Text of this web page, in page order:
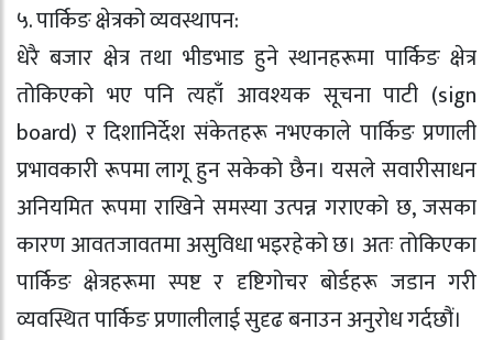
५. पार्किङ क्षेत्रको व्यवस्थापन:
धेरै बजार क्षेत्र तथा भीडभाड हुने स्थानहरूमा पार्किङ क्षेत्र
तोकिएको भए पनि त्यहाँ आवश्यक सूचना पाटी (sign
board) र दिशानिर्देश संकेतहरू नभएकाले पार्किङ प्रणाली
प्रभावकारी रूपमा लागू हुन सकेको छैन। यसले सवारीसाधन
अनियमित रूपमा राखिने समस्या उत्पन्न गराएको छ, जसका
कारण आवतजावतमा असुविधा भइरहेको छ। अतः तोकिएका
पार्किङ क्षेत्रहरूमा स्पष्ट र दृष्टिगोचर बोर्डहरू जडान गरी
व्यवस्थित पार्किङ प्रणालीलाई सुदृढ बनाउन अनुरोध गर्दछौं।